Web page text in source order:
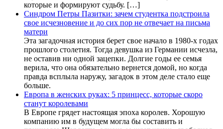
которые и формируют судьбу. […]
Синдром Петры Пазитки: зачем студентка подстроила
свое исчезновение и до сих пор не отвечает на письма
матери
Эта загадочная история берет свое начало в 1980-х годах
прошлого столетия. Тогда девушка из Германии исчезла,
не оставив ни одной зацепки. Долгие годы ее семья
верила, что она обязательно вернется домой, но когда
правда всплыла наружу, загадок в этом деле стало еще
больше.
Европа в женских руках: 5 принцесс, которые скоро
станут королевами
В Европе грядет настоящая эпоха королев. Хорошую
компанию им в будущем могла бы составить и